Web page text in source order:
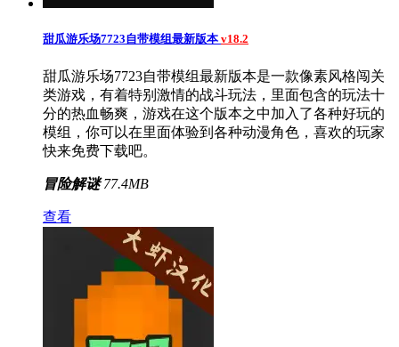
甜瓜游乐场7723自带模组最新版本 v18.2
甜瓜游乐场7723自带模组最新版本是一款像素风格闯关
类游戏，有着特别激情的战斗玩法，里面包含的玩法十
分的热血畅爽，游戏在这个版本之中加入了各种好玩的
模组，你可以在里面体验到各种动漫角色，喜欢的玩家
快来免费下载吧。
冒险解谜 77.4MB
查看